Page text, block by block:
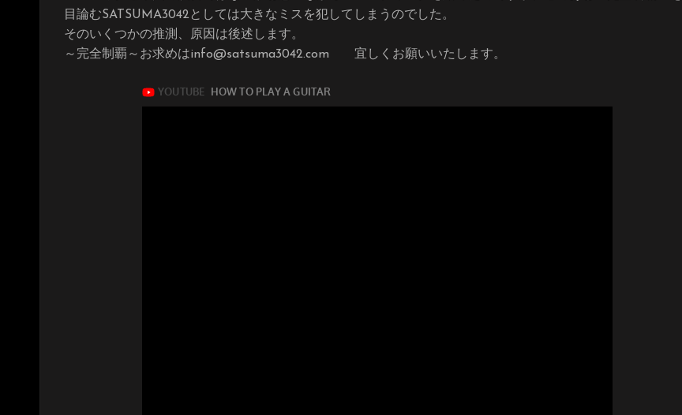
目論むSATSUMA3042としては大きなミスを犯してしまうのでした。
そのいくつかの推測、原因は後述します。
～完全制覇～お求めはinfo@satsuma3042.com 宜しくお願いいたします。